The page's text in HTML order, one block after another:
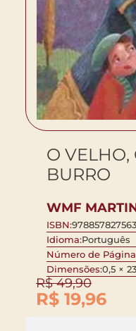
O
BURRO
WMF
ISBN:
Idioma:Português
Número de
Dimensões:0,5 ×
R$49,90
R$ 19,96